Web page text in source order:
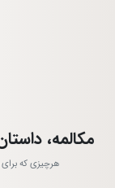
مکالمه،
هرچیزی که برای